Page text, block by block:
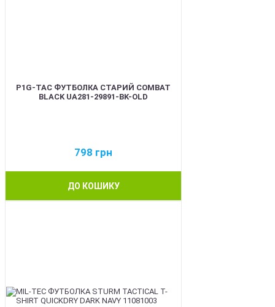
P1G-TAC ФУТБОЛКА СТАРИЙ COMBAT
BLACK UA281-29891-BK-OLD
798 грн
ДО КОШИКУ